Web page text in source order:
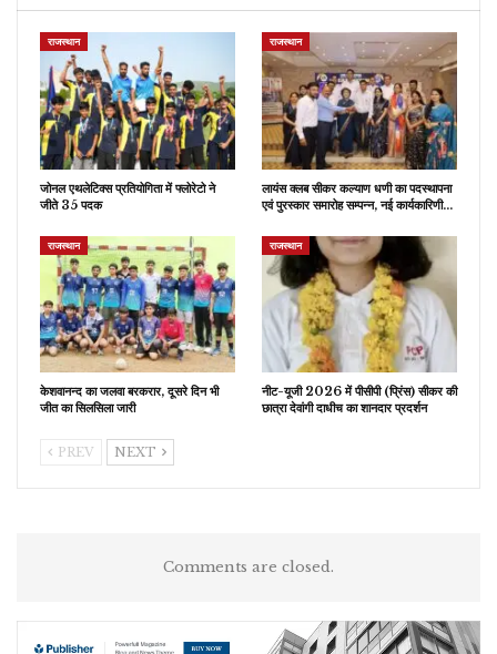
राजस्थान
जोनल एथलेटिक्स प्रतियोगिता में फ्लोरेटो ने
जीते 35 पदक
राजस्थान
लायंस क्लब सीकर कल्याण धणी का पदस्थापना
एवं पुरस्कार समारोह सम्पन्न, नई कार्यकारिणी…
राजस्थान
केशवानन्द का जलवा बरकरार, दूसरे दिन भी
जीत का सिलसिला जारी
राजस्थान
नीट-यूजी 2026 में पीसीपी (प्रिंस) सीकर की
छात्रा देवांगी दाधीच का शानदार प्रदर्शन
PREV NEXT
Comments are closed.